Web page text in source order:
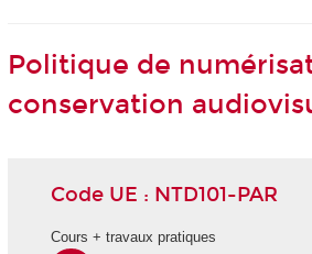
Politique de
conservation
Code UE : NTD101-PAR
Cours + travaux pratiques